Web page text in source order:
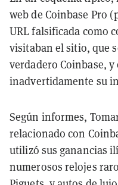
web de Coinbase Pro
URL falsificada como
visitaban el sitio, que
verdadero Coinbase,
inadvertidamente su
Según informes,
relacionado con
utilizó sus ganancias
numerosos relojes